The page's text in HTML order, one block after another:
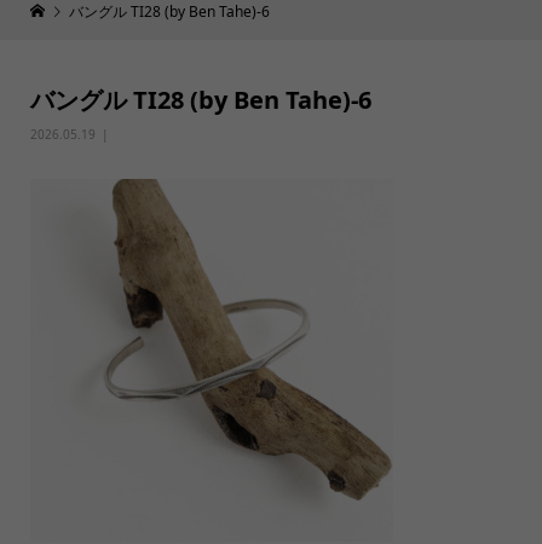
バングル TI28 (by Ben Tahe)-6
バングル TI28 (by Ben Tahe)-6
2026.05.19